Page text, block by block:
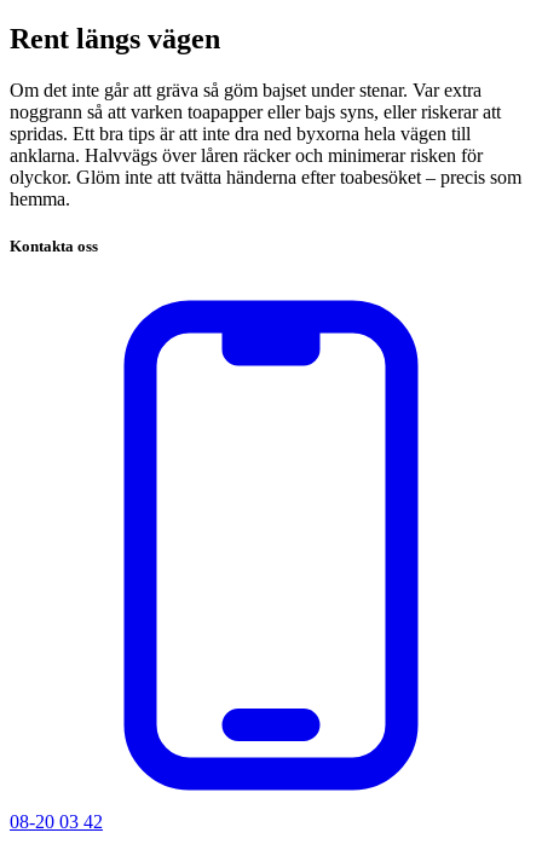
Rent längs vägen
Om det inte går att gräva så göm bajset under stenar. Var extra
noggrann så att varken toapapper eller bajs syns, eller riskerar att
spridas. Ett bra tips är att inte dra ned byxorna hela vägen till
anklarna. Halvvägs över låren räcker och minimerar risken för
olyckor. Glöm inte att tvätta händerna efter toabesöket – precis som
hemma.
Kontakta oss
08-20 03 42